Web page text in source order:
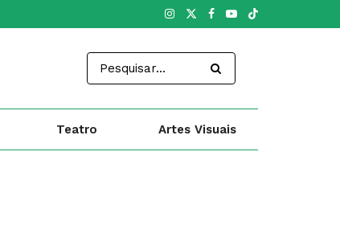
Teatro Artes Visuais